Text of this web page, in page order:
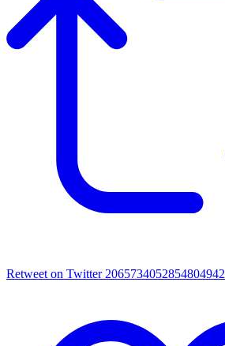
Retweet on Twitter 2065734052854804942